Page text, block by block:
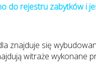
do rejestru zabytków i
znajduje się
witraże wykonane